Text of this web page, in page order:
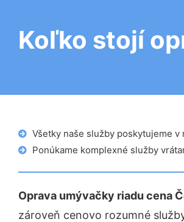
Koľko stojí
Všetky naše služby poskytujeme v
Ponúkame komplexné služby
Oprava umývačky riadu cena
zároveň cenovo rozumné